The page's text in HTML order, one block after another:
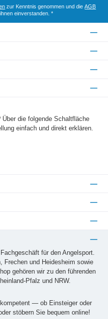
zur Kenntnis genommen und dieAGB
einverstanden. *
die folgende Schaltfläche
einfach und direkt erklären.
für den Angelsport.
Frechen und Heidesheim sowie
gehören wir zu den führenden
Pfalz und NRW.
— ob Einsteiger oder
stöbern Sie bequem online!